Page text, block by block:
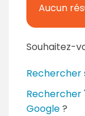
Aucun
Souhaitez-
Rechercher
Rechercher
Google?